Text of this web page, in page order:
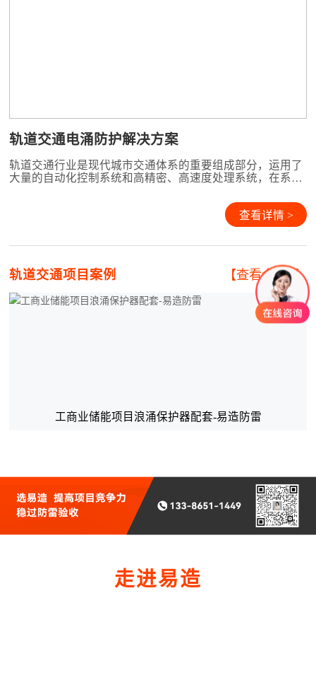
轨道交通电涌防护解决方案
轨道交通行业是现代城市交通体系的重要组成部分，运用了
大量的自动化控制系统和高精密、高速度处理系统，在系统
与工作电压越来越低，同时系统的抗干扰能力大幅度下降，
系统的安全性变得越来越脆弱。系统中各站点与控制中心之
间相互连接的各类网络、通讯系统的大量应用，使得雷电电
查看详情 >
轨道交通项目案例 【查看全部+】
工商业储能项目浪涌保护器配套-易造防雷
走进易造